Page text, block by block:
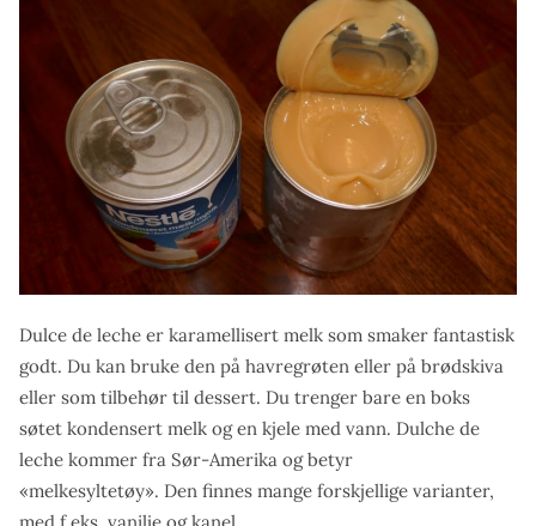
Dulce de leche er karamellisert melk som smaker fantastisk
godt. Du kan bruke den på havregrøten eller på brødskiva
eller som tilbehør til dessert. Du trenger bare en boks
søtet kondensert melk og en kjele med vann. Dulche de
leche kommer fra Sør-Amerika og betyr
«melkesyltetøy». Den finnes mange forskjellige varianter,